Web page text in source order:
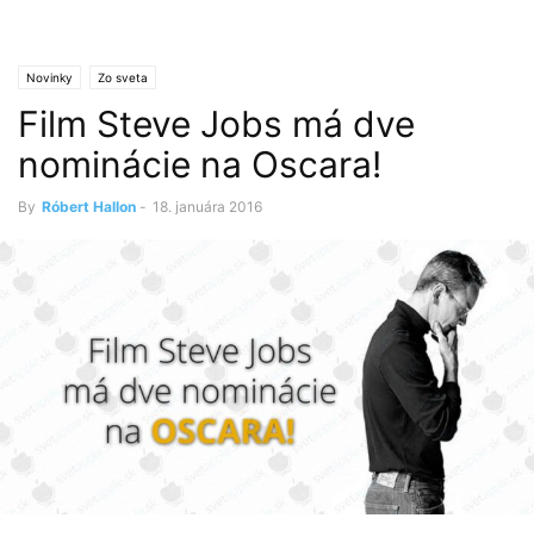
Novinky Zo sveta
Film Steve Jobs má dve
nominácie na Oscara!
By Róbert Hallon - 18. januára 2016